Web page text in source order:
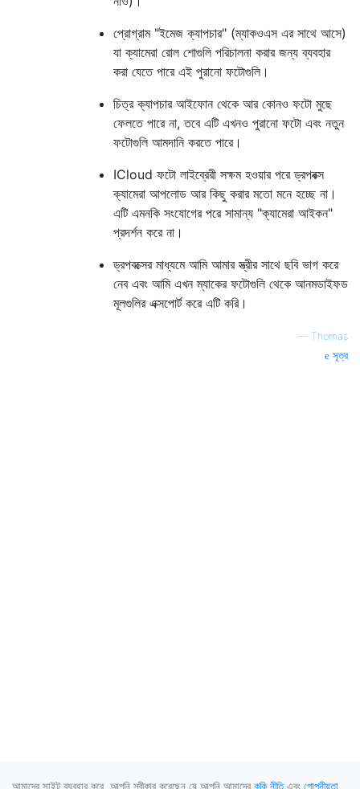
প্রোগ্রাম "ইমেজ ক্যাপচার" (ম্যাকওএস এর সাথে আসে)
যা ক্যামেরা রোল শোগুলি পরিচালনা করার জন্য ব্যবহার
করা যেতে পারে এই পুরানো ফটোগুলি।
চিত্র ক্যাপচার আইফোন থেকে আর কোনও ফটো মুছে
ফেলতে পারে না, তবে এটি এখনও পুরানো ফটো এবং নতুন
ফটোগুলি আমদানি করতে পারে।
ICloud ফটো লাইব্রেরী সক্ষম হওয়ার পরে ড্রপবক্স
ক্যামেরা আপলোড আর কিছু করার মতো মনে হচ্ছে না।
এটি এমনকি সংযোগের পরে সামান্য "ক্যামেরা আইকন"
প্রদর্শন করে না।
ড্রপবক্সের মাধ্যমে আমি আমার স্ত্রীর সাথে ছবি ভাগ করে
নেব এবং আমি এখন ম্যাকের ফটোগুলি থেকে আনমডাইফড
মূলগুলির এক্সপোর্ট করে এটি করি।
— Thomas
সূত্র
আমাদের সাইট ব্যবহার করে, আপনি স্বীকার করেছেন যে আপনি আমাদের কুকি নীতিএবং গোপনীয়তা